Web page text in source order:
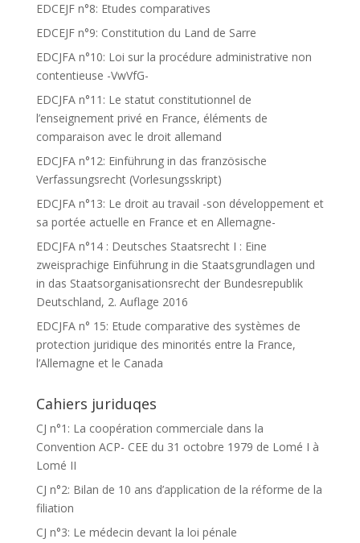
EDCEJF n°8: Etudes comparatives
EDCEJF n°9: Constitution du Land de Sarre
EDCJFA n°10: Loi sur la procédure administrative non
contentieuse -VwVfG-
EDCJFA n°11: Le statut constitutionnel de
l’enseignement privé en France, éléments de
comparaison avec le droit allemand
EDCJFA n°12: Einführung in das französische
Verfassungsrecht (Vorlesungsskript)
EDCJFA n°13: Le droit au travail -son développement et
sa portée actuelle en France et en Allemagne-
EDCJFA n°14 : Deutsches Staatsrecht I : Eine
zweisprachige Einführung in die Staatsgrundlagen und
in das Staatsorganisationsrecht der Bundesrepublik
Deutschland, 2. Auflage 2016
EDCJFA n° 15: Etude comparative des systèmes de
protection juridique des minorités entre la France,
l’Allemagne et le Canada
Cahiers juriduqes
CJ n°1: La coopération commerciale dans la
Convention ACP- CEE du 31 octobre 1979 de Lomé I à
Lomé II
CJ n°2: Bilan de 10 ans d’application de la réforme de la
filiation
CJ n°3: Le médecin devant la loi pénale